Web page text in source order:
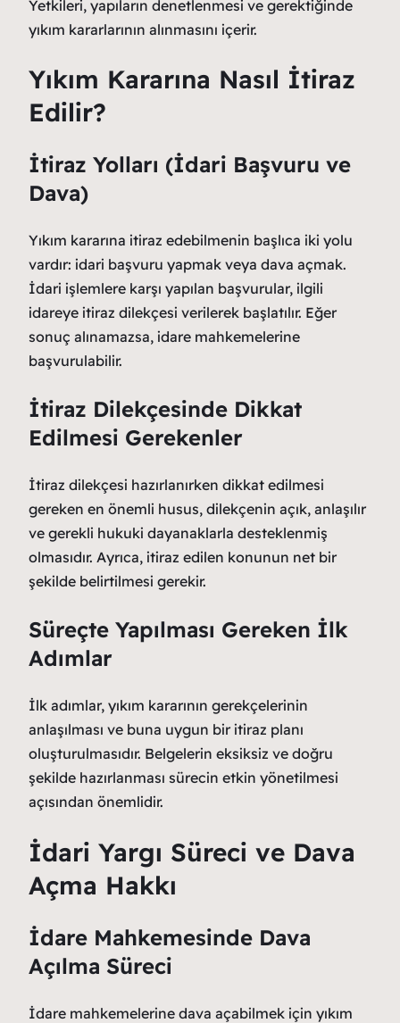
Yetkileri, yapıların denetlenmesi ve gerektiğinde
yıkım kararlarının alınmasını içerir.
Yıkım Kararına Nasıl İtiraz
Edilir?
İtiraz Yolları (İdari Başvuru ve
Dava)
Yıkım kararına itiraz edebilmenin başlıca iki yolu
vardır: idari başvuru yapmak veya dava açmak.
İdari işlemlere karşı yapılan başvurular, ilgili
idareye itiraz dilekçesi verilerek başlatılır. Eğer
sonuç alınamazsa, idare mahkemelerine
başvurulabilir.
İtiraz Dilekçesinde Dikkat
Edilmesi Gerekenler
İtiraz dilekçesi hazırlanırken dikkat edilmesi
gereken en önemli husus, dilekçenin açık, anlaşılır
ve gerekli hukuki dayanaklarla desteklenmiş
olmasıdır. Ayrıca, itiraz edilen konunun net bir
şekilde belirtilmesi gerekir.
Süreçte Yapılması Gereken İlk
Adımlar
İlk adımlar, yıkım kararının gerekçelerinin
anlaşılması ve buna uygun bir itiraz planı
oluşturulmasıdır. Belgelerin eksiksiz ve doğru
şekilde hazırlanması sürecin etkin yönetilmesi
açısından önemlidir.
İdari Yargı Süreci ve Dava
Açma Hakkı
İdare Mahkemesinde Dava
Açılma Süreci
İdare mahkemelerine dava açabilmek için yıkım